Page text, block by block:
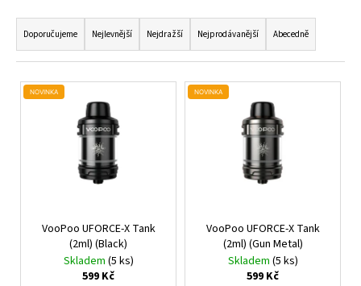
Ř
A
Z
E
N
Doporučujeme Nejlevnější Nejdražší Nejprodávanější Abecedně
V
Ý
NOVINKA
VooPoo UFORCE-X Tank
(2ml) (Black)
Skladem (5 ks)
599 Kč
NOVINKA
VooPoo UFORCE-X Tank
(2ml) (Gun Metal)
Skladem (5 ks)
599 Kč
Původně:
165
Kč